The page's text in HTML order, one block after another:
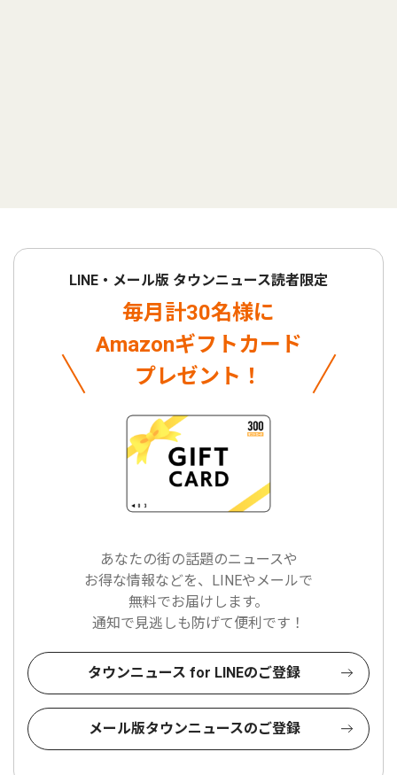
LINE・メール版 タウンニュース読者限定
毎月計30名様に
Amazonギフトカード
プレゼント！
あなたの街の話題のニュースや
お得な情報などを、LINEやメールで
無料でお届けします。
通知で見逃しも防げて便利です！
タウンニュース for LINEのご登録
メール版タウンニュースのご登録